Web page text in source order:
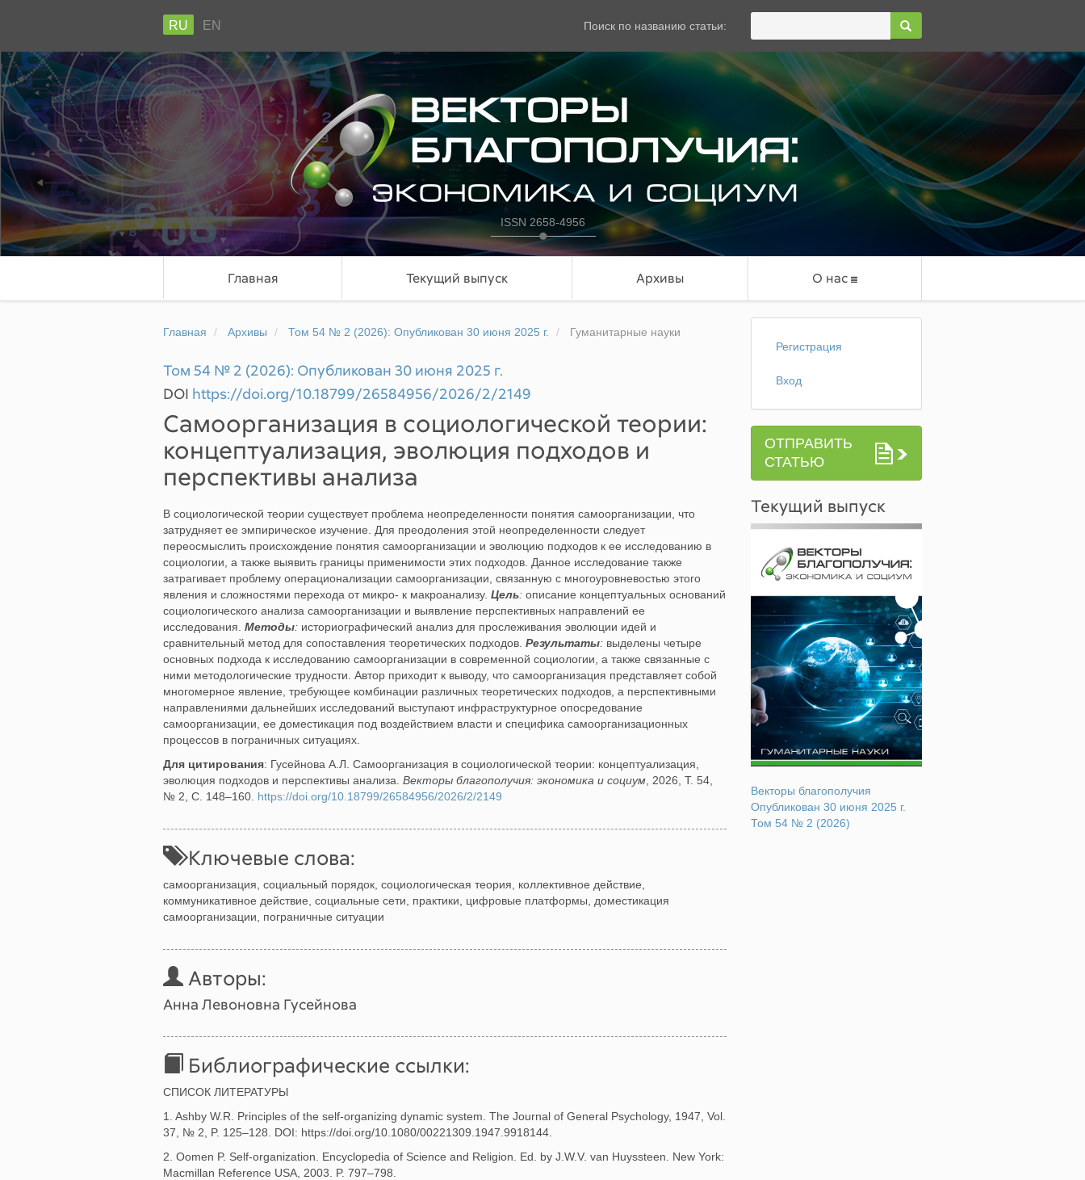
RU EN Поиск по названию статьи:
ISSN 2658-4956
Главная Текущий выпуск Архивы О нас
Главная Архивы Том 54 № 2 (2026): Опубликован 30 июня 2025 г. Гуманитарные науки
Том 54 № 2 (2026): Опубликован 30 июня 2025 г.
DOI https://doi.org/10.18799/26584956/2026/2/2149
Самоорганизация в социологической теории:
концептуализация, эволюция подходов и
перспективы анализа
В социологической теории существует проблема неопределенности понятия самоорганизации, что
затрудняет ее эмпирическое изучение. Для преодоления этой неопределенности следует
переосмыслить происхождение понятия самоорганизации и эволюцию подходов к ее исследованию в
социологии, а также выявить границы применимости этих подходов. Данное исследование также
затрагивает проблему операционализации самоорганизации, связанную с многоуровневостью этого
явления и сложностями перехода от микро- к макроанализу. Цель: описание концептуальных оснований
социологического анализа самоорганизации и выявление перспективных направлений ее
исследования. Методы: историографический анализ для прослеживания эволюции идей и
сравнительный метод для сопоставления теоретических подходов. Результаты: выделены четыре
основных подхода к исследованию самоорганизации в современной социологии, а также связанные с
ними методологические трудности. Автор приходит к выводу, что самоорганизация представляет собой
многомерное явление, требующее комбинации различных теоретических подходов, а перспективными
направлениями дальнейших исследований выступают инфраструктурное опосредование
самоорганизации, ее доместикация под воздействием власти и специфика самоорганизационных
процессов в пограничных ситуациях.
Для цитирования: Гусейнова А.Л. Самоорганизация в социологической теории: концептуализация,
эволюция подходов и перспективы анализа. Векторы благополучия: экономика и социум , 2026, Т. 54,
№ 2, С. 148–160. https://doi.org/10.18799/26584956/2026/2/2149
Ключевые слова:
самоорганизация, социальный порядок, социологическая теория, коллективное действие,
коммуникативное действие, социальные сети, практики, цифровые платформы, доместикация
самоорганизации, пограничные ситуации
Авторы:
Анна Левоновна Гусейнова
Библиографические ссылки:
СПИСОК ЛИТЕРАТУРЫ
1. Ashby W.R. Principles of the self-organizing dynamic system. The Journal of General Psychology, 1947, Vol.
37, № 2, P. 125–128. DOI: https://doi.org/10.1080/00221309.1947.9918144.
2. Oomen P. Self-organization. Encyclopedia of Science and Religion. Ed. by J.W.V. van Huyssteen. New York:
Macmillan Reference USA, 2003. P. 797–798.
Регистрация
Вход
ОТПРАВИТЬ
СТАТЬЮ
Текущий выпуск
Векторы благополучия
Опубликован 30 июня 2025 г.
Том 54 № 2 (2026)